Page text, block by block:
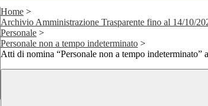
Home >
Archivio Amministrazione Trasparente fino al 14/10/
Personale >
Personale non a tempo indeterminato >
Atti di nomina “Personale non a tempo indeterminato”